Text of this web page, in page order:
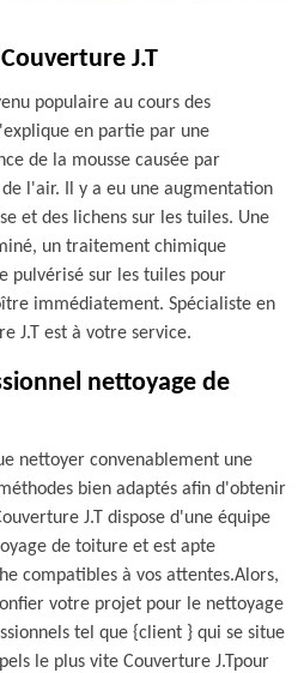
J.T
populaire au cours des
en partie par une
de la mousse causée par
l'air. Il y a eu une augmentation
et des lichens sur les tuiles. Une
un traitement chimique
pulvérisé sur les tuiles pour
immédiatement. Spécialiste en
J.T est à votre service.
nettoyage de
nettoyer convenablement une
bien adaptés afin d'obtenir
J.T dispose d'une équipe
de toiture et est apte
compatibles à vos attentes.Alors,
votre projet pour le nettoyage
tel que {client } qui se situe
le plus vite Couverture J.Tpour